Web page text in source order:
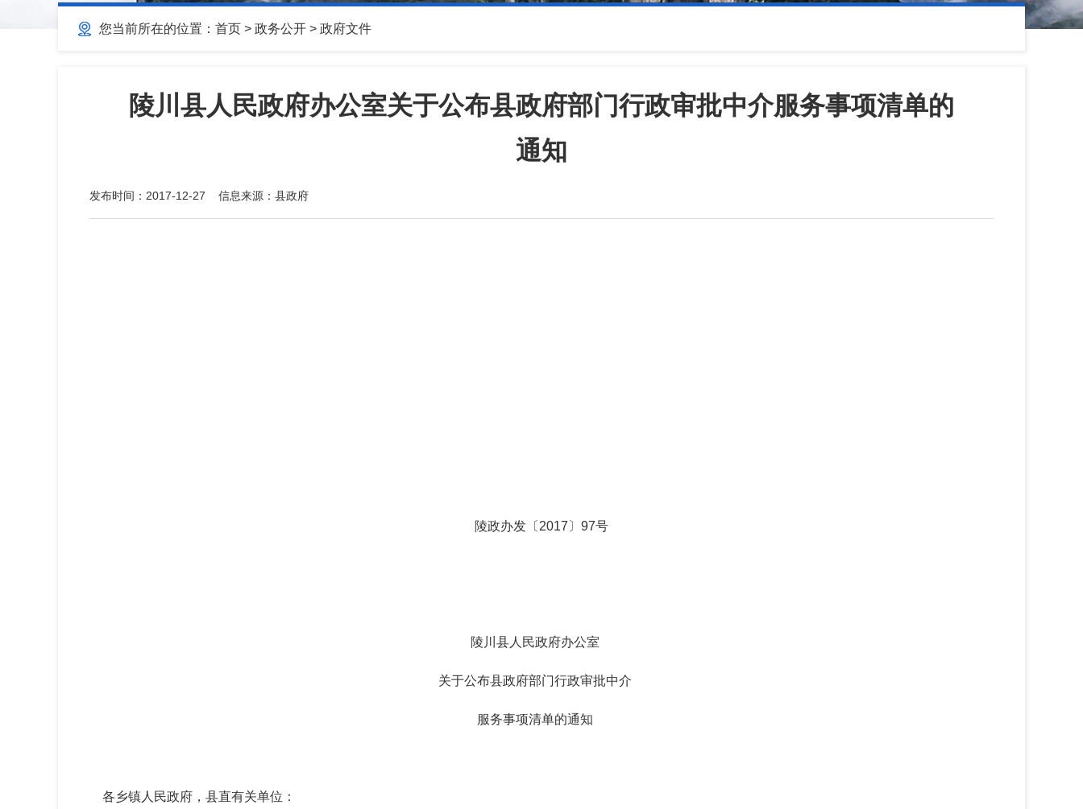
您当前所在的位置： 首页 > 政务公开 > 政府文件
陵川县人民政府办公室关于公布县政府部门行政审批中介服务事项清单的
通知
发布时间： 2017-12-27 信息来源： 县政府
陵政办发〔2017〕97号
陵川县人民政府办公室
关于公布县政府部门行政审批中介
服务事项清单的通知
各乡镇人民政府，县直有关单位：